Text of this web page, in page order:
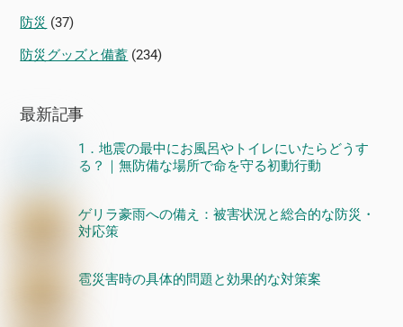
防災 (37)
防災グッズと備蓄 (234)
最新記事
1．地震の最中にお風呂やトイレにいたらどうす
る？｜無防備な場所で命を守る初動行動
ゲリラ豪雨への備え：被害状況と総合的な防災・
対応策
雹災害時の具体的問題と効果的な対策案